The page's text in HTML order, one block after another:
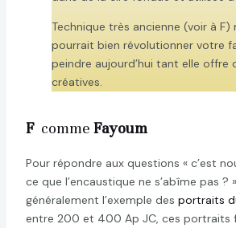
Technique très ancienne (voir à F)
pourrait bien révolutionner votre
peindre aujourd’hui tant elle offre
créatives.
Fcomme Fayoum
Pour répondre aux questions « c’est
ce que l’encaustique ne s’abîme pas ?
généralement l’exemple des portraits
entre 200 et 400 Ap JC, ces portraits